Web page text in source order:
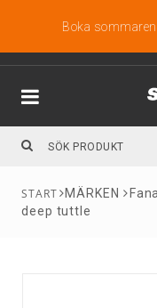
Boka
MÄRKEN
deep tuttle